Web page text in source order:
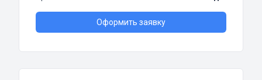
Оформить заявку